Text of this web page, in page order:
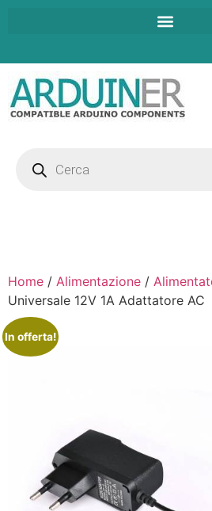
Home / Alimentazione /
Universale 12V 1A Adattatore AC
In offerta!